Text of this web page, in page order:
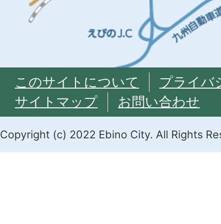
このサイトについて
プライバ
サイトマップ
お問い合わせ
Copyright (c) 2022 Ebino City. All Rights